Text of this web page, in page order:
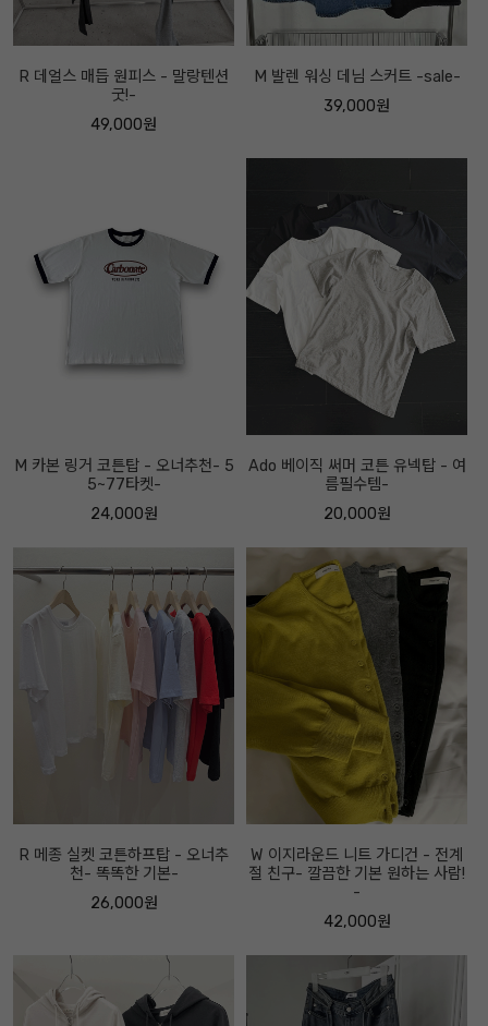
R 데얼스 매듭 원피스 - 말랑텐션
굿!-
49,000원
M 발렌 워싱 데님 스커트 -sale-
39,000원
M 카본 링거 코튼탑 - 오너추천- 5
5~77타켓-
24,000원
Ado 베이직 써머 코튼 유넥탑 - 여
름필수템-
20,000원
R 메종 실켓 코튼하프탑 - 오너추
천- 똑똑한 기본-
26,000원
W 이지라운드 니트 가디건 - 전계
절 친구- 깔끔한 기본 원하는 사람!
-
42,000원